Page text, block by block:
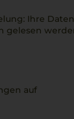
Ihre
gelesen
auf